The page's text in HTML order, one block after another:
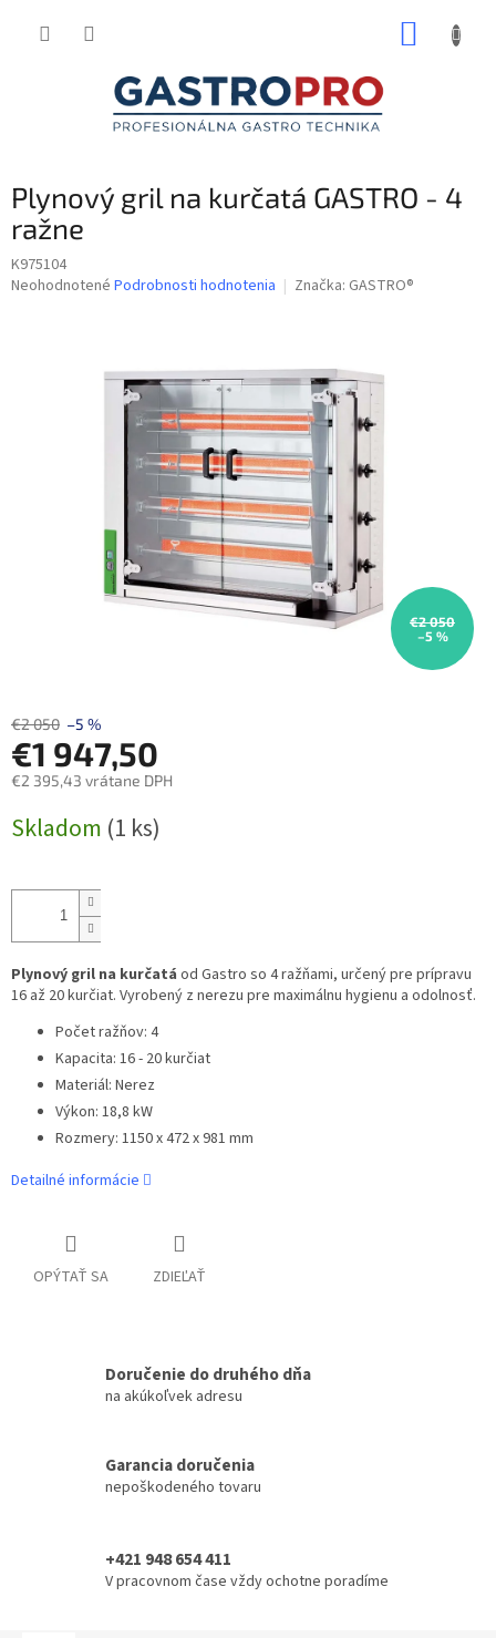
Plynový gril na kurčatá GASTRO - 4
ražne
K975104
Priemerné
Neohodnotené Podrobnosti hodnotenia Značka: GASTRO®
€2 050
–5 %
€2 050 –5 %
€1 947,50
€2 395,43 vrátane DPH
cena:
Skladom (1 ks)
Plynový gril na kurčatá od Gastro so 4 ražňami, určený pre prípravu
16 až 20 kurčiat. Vyrobený z nerezu pre maximálnu hygienu a odolnosť.
Počet ražňov: 4
Kapacita: 16 - 20 kurčiat
Materiál: Nerez
Výkon: 18,8 kW
Rozmery: 1150 x 472 x 981 mm
Detailné informácie
OPÝTAŤ SA ZDIEĽAŤ
Doručenie do druhého dňa
na akúkoľvek adresu
Garancia doručenia
nepoškodeného tovaru
+421 948 654 411
V pracovnom čase vždy ochotne poradíme